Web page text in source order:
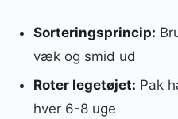
Sorteringsprincip:
væk og smid ud
Roter legetøjet: Pak
hver 6-8 uge